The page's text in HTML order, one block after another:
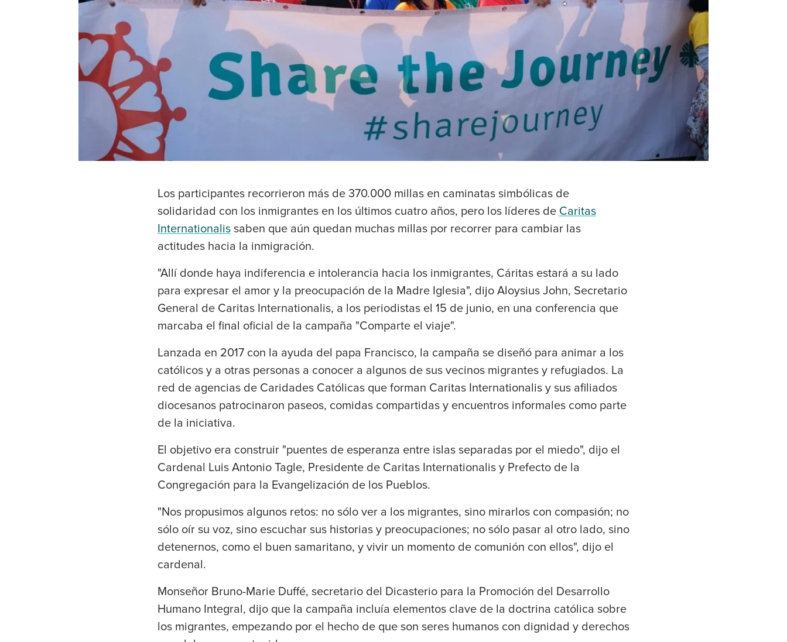
Los participantes recorrieron más de 370.000 millas en caminatas simbólicas de
solidaridad con los inmigrantes en los últimos cuatro años, pero los líderes de Caritas
Internationalissaben que aún quedan muchas millas por recorrer para cambiar las
actitudes hacia la inmigración.
"Allí donde haya indiferencia e intolerancia hacia los inmigrantes, Cáritas estará a su lado
para expresar el amor y la preocupación de la Madre Iglesia", dijo Aloysius John, Secretario
General de Caritas Internationalis, a los periodistas el 15 de junio, en una conferencia que
marcaba el final oficial de la campaña "Comparte el viaje".
Lanzada en 2017 con la ayuda del papa Francisco, la campaña se diseñó para animar a los
católicos y a otras personas a conocer a algunos de sus vecinos migrantes y refugiados. La
red de agencias de Caridades Católicas que forman Caritas Internationalis y sus afiliados
diocesanos patrocinaron paseos, comidas compartidas y encuentros informales como parte
de la iniciativa.
El objetivo era construir "puentes de esperanza entre islas separadas por el miedo", dijo el
Cardenal Luis Antonio Tagle, Presidente de Caritas Internationalis y Prefecto de la
Congregación para la Evangelización de los Pueblos.
"Nos propusimos algunos retos: no sólo ver a los migrantes, sino mirarlos con compasión; no
sólo oír su voz, sino escuchar sus historias y preocupaciones; no sólo pasar al otro lado, sino
detenernos, como el buen samaritano, y vivir un momento de comunión con ellos", dijo el
cardenal.
Monseñor Bruno-Marie Duffé, secretario del Dicasterio para la Promoción del Desarrollo
Humano Integral, dijo que la campaña incluía elementos clave de la doctrina católica sobre
los migrantes, empezando por el hecho de que son seres humanos con dignidad y derechos